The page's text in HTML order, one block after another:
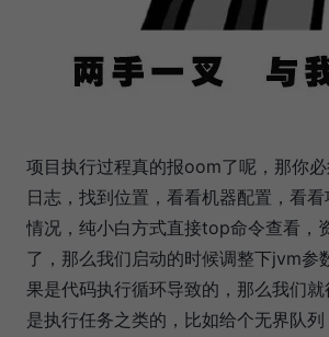
项目执行过程真的报oom了呢，那你
日志，找到位置，看看机器配置，看
情况，纯小白方式直接top命令查看，
了，那么我们启动的时候调整下jvm参
果是代码执行循环导致的，那么我们
是执行任务之类的，比如给个无界队